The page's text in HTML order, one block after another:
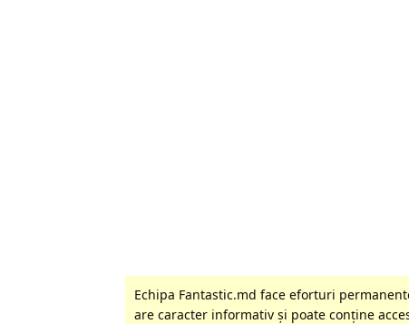
Echipa Fantastic.md face eforturi
are caracter informativ şi poate conţine